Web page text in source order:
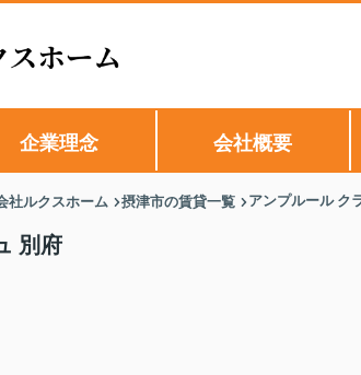
企業理念 会社概要
社ルクスホーム 摂津市の賃貸一覧 アンプルール ク
別府